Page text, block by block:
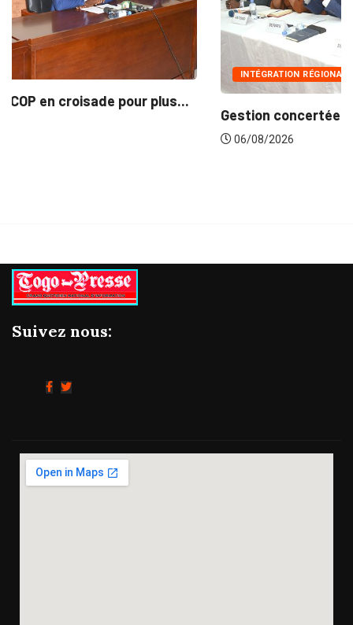
Gestion concertée et durable du Bassin du...
Suivez nous: